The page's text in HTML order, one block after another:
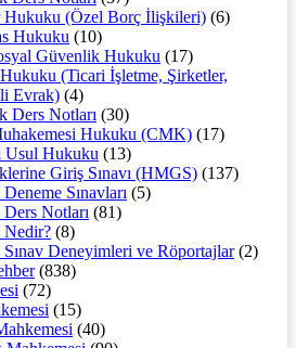
Hukuku (Özel Borç İlişkileri) (6)
Hukuku (10)
Güvenlik Hukuku (17)
(Ticari İşletme, Şirketler,
Evrak) (4)
Ders Notları (30)
Hukuku (CMK) (17)
Usul Hukuku (13)
Giriş Sınavı (HMGS) (137)
Sınavları (5)
Notları (81)
(8)
Deneyimleri ve Röportajlar(2)
(838)
(72)
(15)
(40)